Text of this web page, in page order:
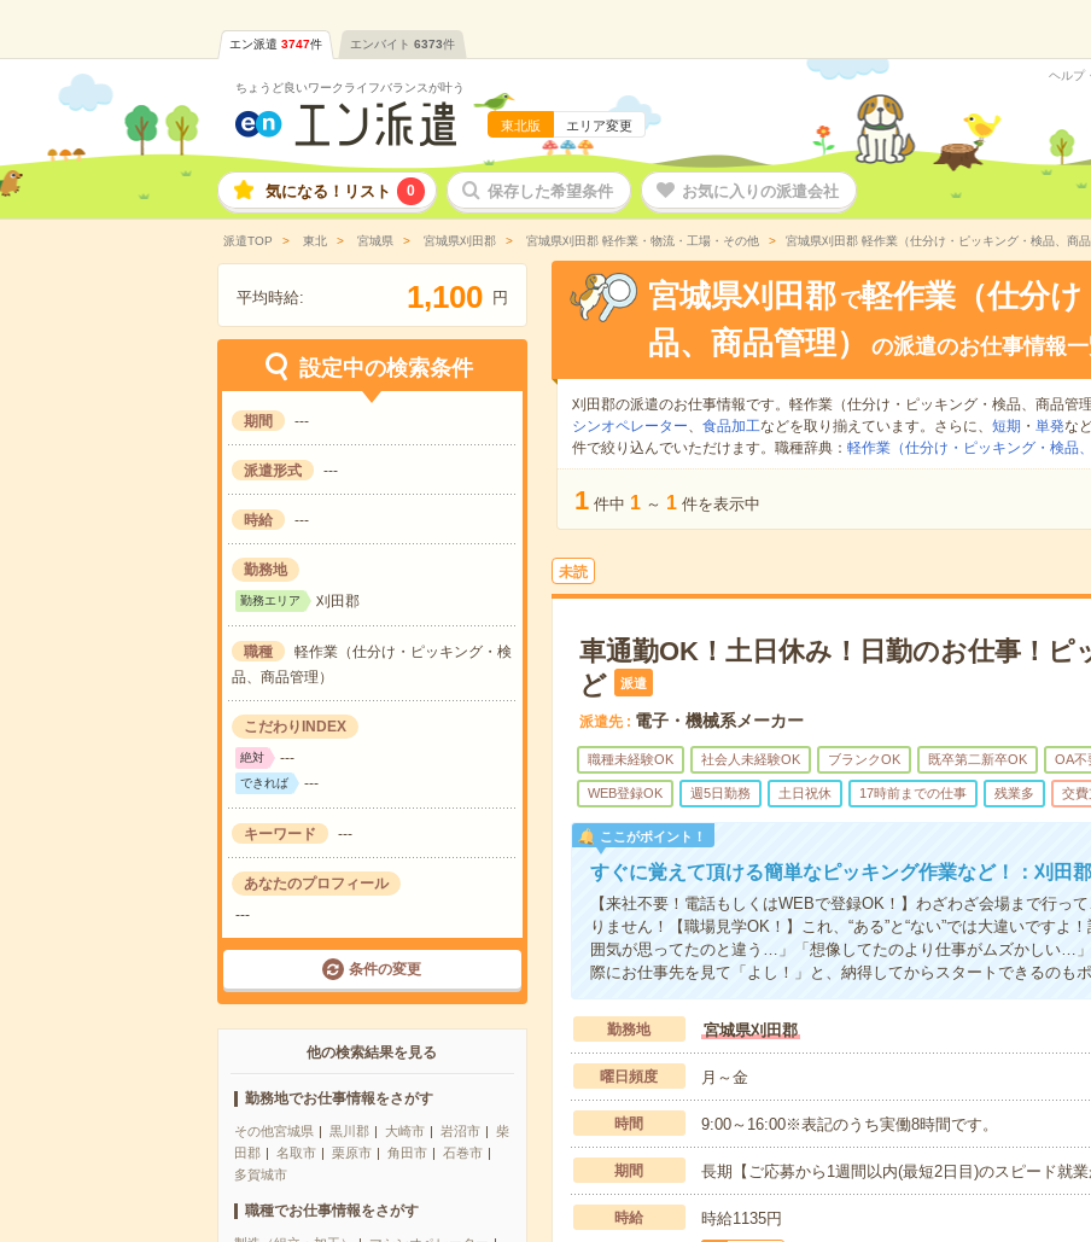
エン派遣 3747件 エンバイト 6373件
ちょうど良いワークライフバランスが叶う
東北版 エリア変更
ヘルプ
気になる！リスト 0 保存した希望条件 お気に入りの派遣会社
派遣TOP 東北 宮城県 宮城県刈田郡 宮城県刈田郡 軽作業・物流・工場・その他 宮城県刈田郡 軽作業（仕分け・ピッキング・検品、商
平均時給: 1,100 円
設定中の検索条件
期間 ---
派遣形式 ---
時給 ---
勤務地
勤務エリア 刈田郡
職種
軽作業（仕分け・ピッキング・検
品、商品管理）
こだわりINDEX
絶対 ---
できれば ---
キーワード ---
あなたのプロフィール
---
条件の変更
他の検索結果を見る
勤務地でお仕事情報をさがす
その他宮城県 黒川郡 大崎市 岩沼市
柴
田郡
名取市 栗原市 角田市
石巻市
多賀城市
職種でお仕事情報をさがす
宮城県刈田郡 で軽作業（仕分
品、商品管理）
の派遣のお仕事情報
刈田郡の派遣のお仕事情報です。軽作業（仕分け・ピッキング・検品、商品管
シンオペレーター、 食品加工などを取り揃えています。さらに、 短期 ・ 単発な
件で絞り込んでいただけます。職種辞典： 軽作業（仕分け・ピッキング・検品
1 件中 1 ～ 1 件を表示中
未読
車通勤OK！土日休み！日勤のお仕事！ピ
ど
派遣
派遣先 電子・機械系メーカー
職種未経験OK 社会人未経験OK ブランクOK 既卒第二新卒OK OA不
WEB登録OK 週5日勤務 土日祝休 17時前までの仕事 残業多 交費
ここがポイント！
すぐに覚えて頂ける簡単なピッキング作業など！：刈田
【来社不要！電話もしくはWEBで登録OK！】わざわざ会場まで行
りません！【職場見学OK！】これ、“ある”と“ない”では大違いですよ
囲気が思ってたのと違う…」「想像してたのより仕事がムズかしい…
際にお仕事先を見て「よし！」と、納得してからスタートできるのも
勤務地 宮城県刈田郡
曜日頻度 月～金
時間 9:00～16:00※表記のうち実働8時間です。
期間 長期【ご応募から1週間以内(最短2日目)のスピード就
時給 時給1135円